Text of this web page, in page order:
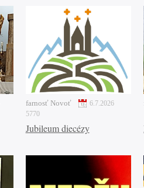
farnosť Novoť
6.7.2026
5770
Jubileum diecézy